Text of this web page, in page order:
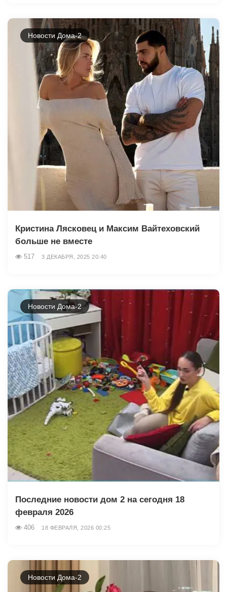
Новости Дома-2
Кристина Лясковец и Максим Вайтеховский
больше не вместе
517 3 ДЕКАБРЯ, 2025 20:40
Новости Дома-2
Последние новости дом 2 на сегодня 18
февраля 2026
406 18 ФЕВРАЛЯ, 2026 00:25
Новости Дома-2